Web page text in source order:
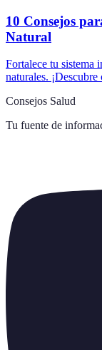
10 Consejos
Natural
Fortalece tu sistema
naturales.
Consejos Salud
Tu fuente de